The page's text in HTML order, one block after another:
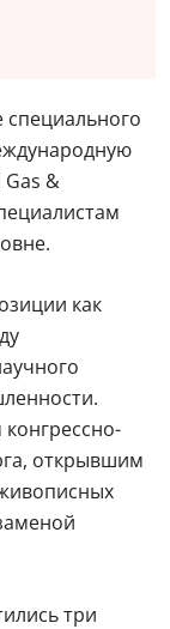
специального
&
как
открывшим
три